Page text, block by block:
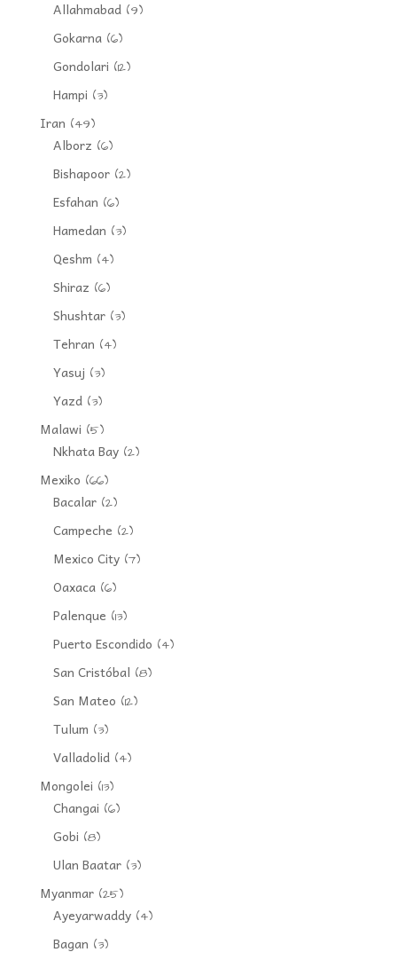
Allahmabad(9)
Gokarna(6)
Gondolari (12)
Hampi (3)
Iran (49)
Alborz (6)
Bishapoor(2)
Esfahan (6)
Hamedan (3)
Qeshm (4)
Shiraz (6)
Shushtar(3)
Tehran (4)
Yasuj (3)
Yazd(3)
Malawi (5)
Nkhata Bay(2)
Mexiko (66)
Bacalar(2)
Campeche (2)
Mexico City(7)
Oaxaca(6)
Palenque (13)
Puerto Escondido (4)
San Cristóbal (8)
San Mateo (12)
Tulum (3)
Valladolid(4)
Mongolei (13)
Changai (6)
Gobi (8)
Ulan Baatar(3)
Myanmar(25)
Ayeyarwaddy(4)
Bagan (3)